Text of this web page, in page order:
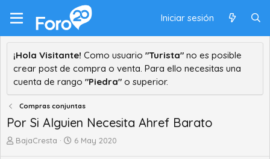
Iniciar sesión
¡Hola Visitante! Como usuario "Turista" no es posible
crear post de compra o venta. Para ello necesitas una
cuenta de rango "Piedra" o superior.
Compras conjuntas
Por Si Alguien Necesita Ahref Barato
A
BajaCresta
F
6 May 2020